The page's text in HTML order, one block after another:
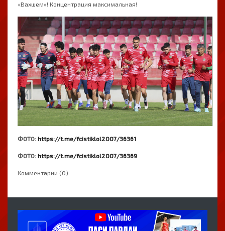
«Вахшем»! Концентрация максимальная!
ФОТО: https://t.me/fcistiklol2007/36361
ФОТО: https://t.me/fcistiklol2007/36369
Комментарии (0)